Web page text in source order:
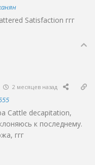
Satisfaction ггг
2 месяцев назад
Cattle decapitation,
к последнему.
ггг